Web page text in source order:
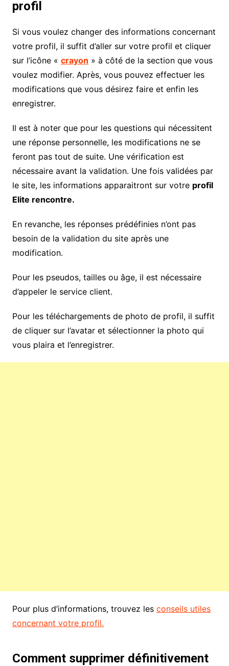
profil
Si vous voulez changer des informations concernant
votre profil, il suffit d’aller sur votre profil et cliquer
sur l’icône « crayon » à côté de la section que vous
voulez modifier. Après, vous pouvez effectuer les
modifications que vous désirez faire et enfin les
enregistrer.
Il est à noter que pour les questions qui nécessitent
une réponse personnelle, les modifications ne se
feront pas tout de suite. Une vérification est
nécessaire avant la validation. Une fois validées par
le site, les informations apparaitront sur votre profil
Elite rencontre.
En revanche, les réponses prédéfinies n’ont pas
besoin de la validation du site après une
modification.
Pour les pseudos, tailles ou âge, il est nécessaire
d’appeler le service client.
Pour les téléchargements de photo de profil, il suffit
de cliquer sur l’avatar et sélectionner la photo qui
vous plaira et l’enregistrer.
Pour plus d’informations, trouvez les conseils utiles
concernant votre profil.
Comment supprimer définitivement